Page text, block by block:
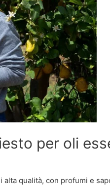
per oli
qualità, con profumi e